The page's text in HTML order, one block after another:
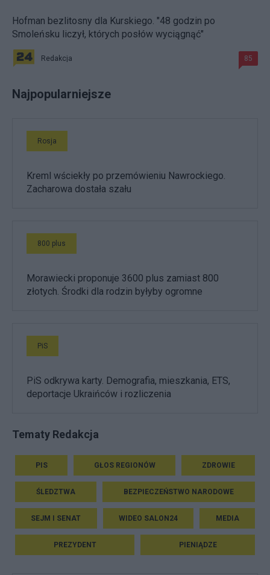
Hofman bezlitosny dla Kurskiego. "48 godzin po
Smoleńsku liczył, których posłów wyciągnąć"
Redakcja 85
Najpopularniejsze
Rosja
Kreml wściekły po przemówieniu Nawrockiego.
Zacharowa dostała szału
800 plus
Morawiecki proponuje 3600 plus zamiast 800
złotych. Środki dla rodzin byłyby ogromne
PiS
PiS odkrywa karty. Demografia, mieszkania, ETS,
deportacje Ukraińców i rozliczenia
Tematy Redakcja
PIS GŁOS REGIONÓW ZDROWIE
ŚLEDZTWA BEZPIECZEŃSTWO NARODOWE
SEJM I SENAT WIDEO SALON24 MEDIA
PREZYDENT PIENIĄDZE